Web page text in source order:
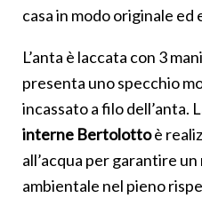
casa in modo originale ed
L’anta è laccata con 3
presenta uno specchio
incassato a filo dell’anta.
interne Bertolottoè
all’acqua per garantire
ambientale nel pieno